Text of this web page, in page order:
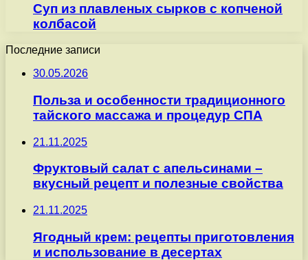
Суп из плавленых сырков с копченой
колбасой
Последние записи
30.05.2026
Польза и особенности традиционного
тайского массажа и процедур СПА
21.11.2025
Фруктовый салат с апельсинами –
вкусный рецепт и полезные свойства
21.11.2025
Ягодный крем: рецепты приготовления
и использование в десертах